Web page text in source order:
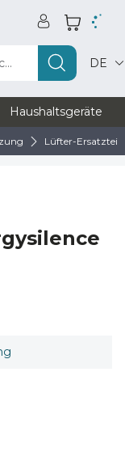
DE
Haushaltsgeräte
Lüfter-Ersatzteile